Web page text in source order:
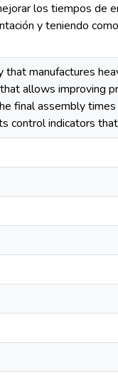
los tiempos de
y teniendo
manufactures
allows improving
final assembly
control indicators